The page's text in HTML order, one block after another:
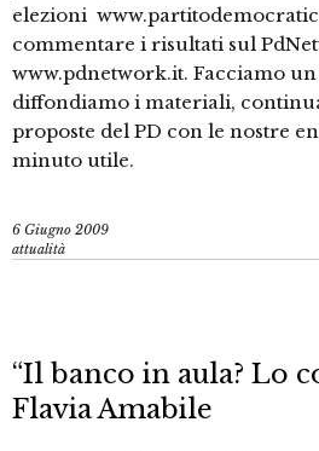
elezioni
commentare i risultati sul
www.pdnetwork.it. Facciamo
diffondiamo i materiali,
proposte del PD con le nostre
minuto utile.
6 Giugno 2009
attualità
“Il banco in aula? Lo
Flavia Amabile